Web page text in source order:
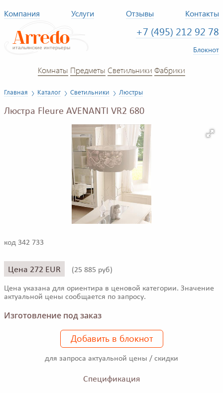
Компания Услуги Отзывы Контакты
+7 (495) 212 92 78
Блокнот
Комнаты Предметы Светильники Фабрики
Главная Каталог Светильники Люстры
Люстра Fleure AVENANTI VR2 680
код 342 733
Цена 272 EUR (25 885 руб)
Цена указана для ориентира в ценовой категории. Значение
актуальной цены сообщается по запросу.
Изготовление под заказ
Добавить в блокнот
для запроса актуальной цены / скидки
Спецификация